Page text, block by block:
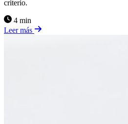
criterio.
4 min
Leer más